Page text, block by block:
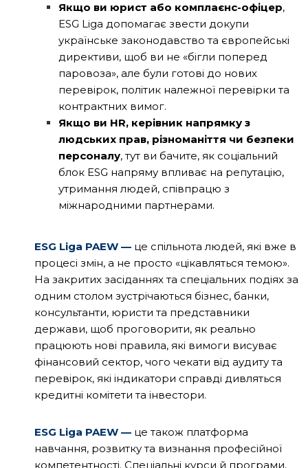
Якщо ви юрист або комплаєнс-офіцер,
ESG Liga допомагає звести докупи
українське законодавство та європейські
директиви, щоб ви не «бігли поперед
паровоза», але були готові до нових
перевірок, політик належної перевірки та
контрактних вимог.
Якщо ви HR, керівник напрямку з
людських прав, різноманіття чи безпеки
персоналу, тут ви бачите, як соціальний
блок ESG напряму впливає на репутацію,
утримання людей, співпрацю з
міжнародними партнерами.
ESG Liga PAEW — це спільнота людей, які вже в
процесі змін, а не просто «цікавляться темою».
На закритих засіданнях та спеціальних подіях за
одним столом зустрічаються бізнес, банки,
консультанти, юристи та представники
держави, щоб проговорити, як реально
працюють нові правила, які вимоги висуває
фінансовий сектор, чого чекати від аудиту та
перевірок, які індикатори справді дивляться
кредитні комітети та інвестори.
ESG Liga PAEW — це також платформа
навчання, розвитку та визнання професійної
компетентності. Спеціальні курси й програми,